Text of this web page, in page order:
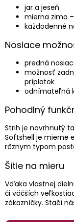
jar a jeseň
mierna zima
každodenné
Nosiace
predná
možnosť
príplatok
odnímateľná
Pohodlný
Strih je navrhnutý
Softshell je mierne
rôznym typom
Šitie na mieru
Vďaka vlastnej
či väčších
zákazníčky. Stačí